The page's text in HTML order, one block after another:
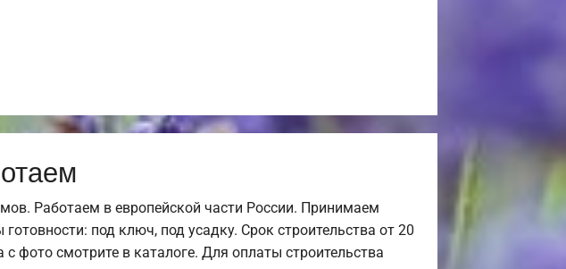
Работаем в европейской части России. Принимаем
под ключ, под усадку. Срок строительства от 20
фото смотрите в каталоге. Для оплаты строительства